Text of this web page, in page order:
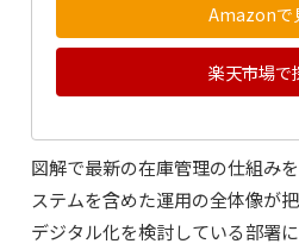
Amazonで
楽天市場で
図解で最新の在庫管理の仕組み
ステムを含めた運用の全体像が
デジタル化を検討している部署